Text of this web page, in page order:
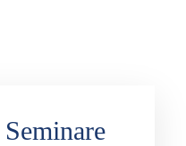
Seminare